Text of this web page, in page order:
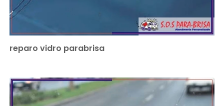
reparo vidro parabrisa